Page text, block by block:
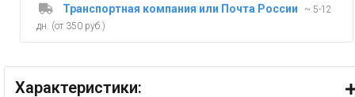
Транспортная компания или Почта России
~ 5-12
дн. (от 350 руб.)
Характеристики: